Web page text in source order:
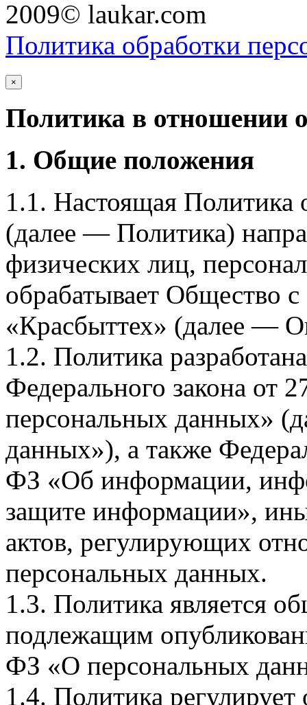
2009© laukar.com
Политика обработки
×
Политика в отношении
1. Общие положения
1.1. Настоящая Политика
(далее — Политика)
физических лиц,
обрабатывает Общество
«Красбыттех» (далее —
1.2. Политика
Федерального закона
персональных данных»
данных»), а также
ФЗ «Об информации,
защите информации»,
актов, регулирующих
персональных данных.
1.3. Политика является
подлежащим
ФЗ «О персональных
1.4. Политика